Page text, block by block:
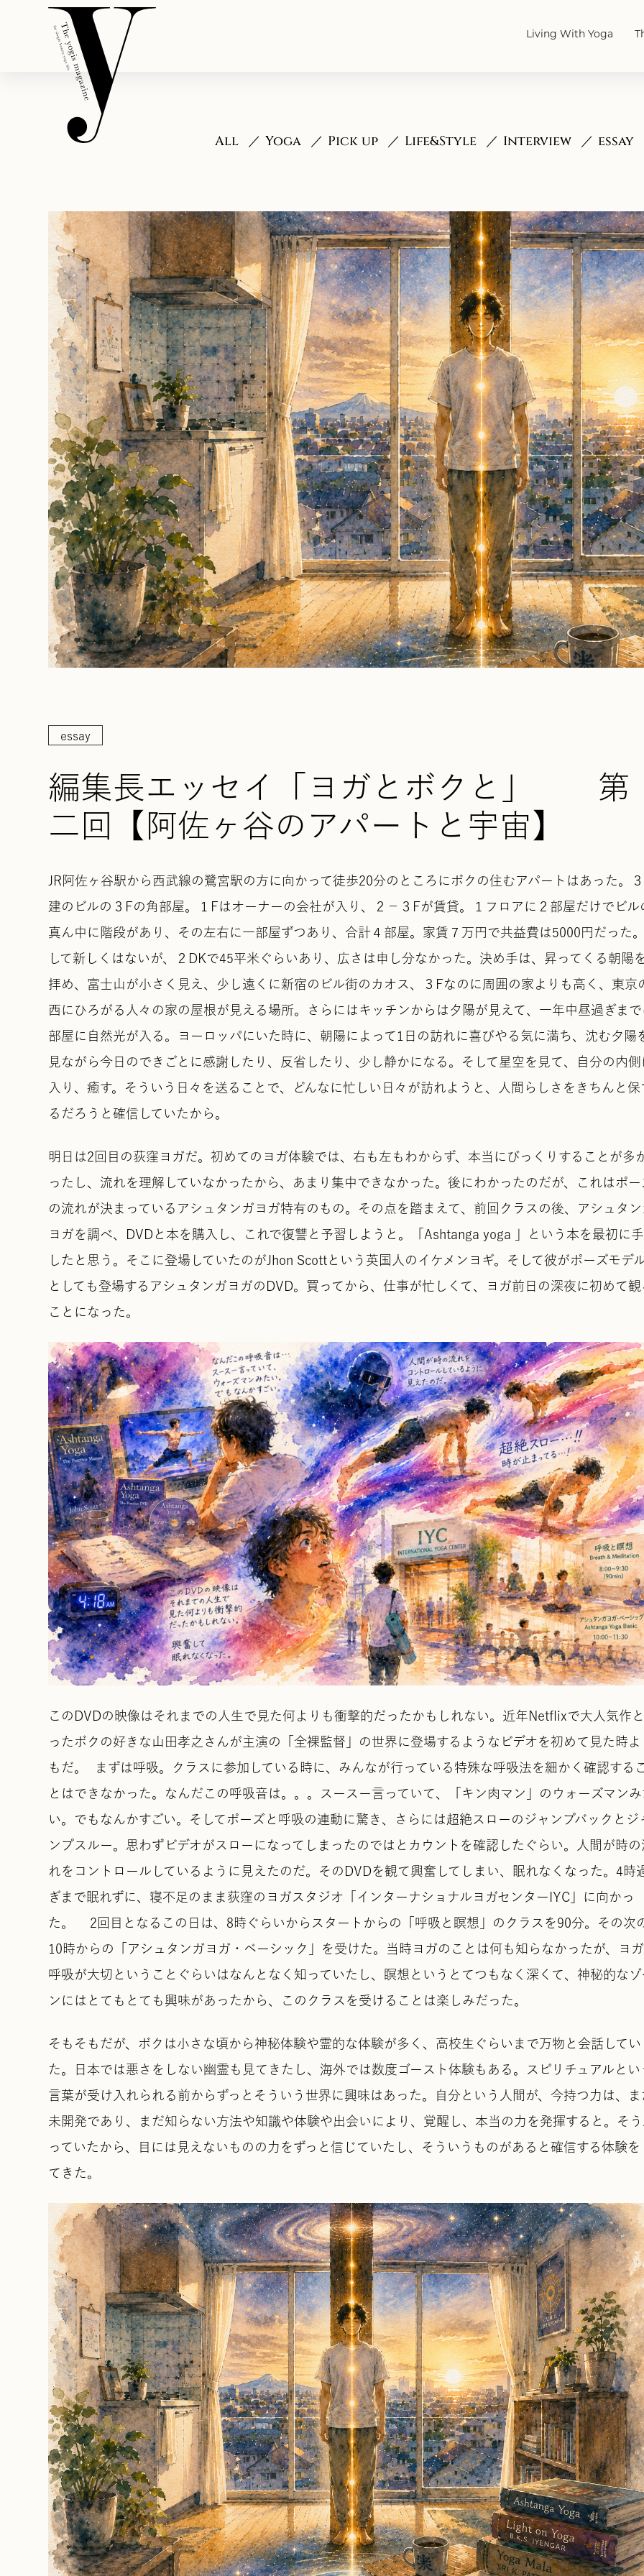
Living With Yoga
All Yoga Pick up Life&Style Interview essay
essay
編集長エッセイ「ヨガとボクと」 第
二回【阿佐ヶ谷のアパートと宇宙】
JR阿佐ヶ谷駅から西武線の鷺宮駅の方に向かって徒歩20分のところにボクの住むアパートはあった。
建のビルの３Fの角部屋。１Fはオーナーの会社が入り、２−３Fが賃貸。１フロアに２部屋だけでビル
真ん中に階段があり、その左右に一部屋ずつあり、合計４部屋。家賃７万円で共益費は5000円だった
して新しくはないが、２DKで45平米ぐらいあり、広さは申し分なかった。決め手は、昇ってくる朝陽
拝め、富士山が小さく見え、少し遠くに新宿のビル街のカオス、３Fなのに周囲の家よりも高く、東京
西にひろがる人々の家の屋根が見える場所。さらにはキッチンからは夕陽が見えて、一年中昼過ぎまで
部屋に自然光が入る。ヨーロッパにいた時に、朝陽によって1日の訪れに喜びやる気に満ち、沈む夕陽
見ながら今日のできごとに感謝したり、反省したり、少し静かになる。そして星空を見て、自分の内側
入り、癒す。そういう日々を送ることで、どんなに忙しい日々が訪れようと、人間らしさをきちんと保
るだろうと確信していたから。
明日は2回目の荻窪ヨガだ。初めてのヨガ体験では、右も左もわからず、本当にびっくりすることが多
ったし、流れを理解していなかったから、あまり集中できなかった。後にわかったのだが、これはポー
の流れが決まっているアシュタンガヨガ特有のもの。その点を踏まえて、前回クラスの後、アシュタン
ヨガを調べ、DVDと本を購入し、これで復讐と予習しようと。「Ashtanga yoga 」という本を最初に
したと思う。そこに登場していたのがJhon Scottという英国人のイケメンヨギ。そして彼がポーズモデ
としても登場するアシュタンガヨガのDVD。買ってから、仕事が忙しくて、ヨガ前日の深夜に初めて観
ことになった。
このDVDの映像はそれまでの人生で見た何よりも衝撃的だったかもしれない。近年Netflixで大人気作
ったボクの好きな山田孝之さんが主演の「全裸監督」の世界に登場するようなビデオを初めて見た時よ
もだ。 まずは呼吸。クラスに参加している時に、みんなが行っている特殊な呼吸法を細かく確認するこ
とはできなかった。なんだこの呼吸音は。。。スースー言っていて、「キン肉マン」のウォーズマンみ
い。でもなんかすごい。そしてポーズと呼吸の連動に驚き、さらには超絶スローのジャンプバックとジ
ンプスルー。思わずビデオがスローになってしまったのではとカウントを確認したぐらい。人間が時の
れをコントロールしているように見えたのだ。そのDVDを観て興奮してしまい、眠れなくなった。4時
ぎまで眠れずに、寝不足のまま荻窪のヨガスタジオ「インターナショナルヨガセンターIYC」に向かっ
た。 2回目となるこの日は、8時ぐらいからスタートからの「呼吸と瞑想」のクラスを90分。その次
10時からの「アシュタンガヨガ・ベーシック」を受けた。当時ヨガのことは何も知らなかったが、ヨ
呼吸が大切ということぐらいはなんとなく知っていたし、瞑想というとてつもなく深くて、神秘的なゾ
ンにはとてもとても興味があったから、このクラスを受けることは楽しみだった。
そもそもだが、ボクは小さな頃から神秘体験や霊的な体験が多く、高校生ぐらいまで万物と会話してい
た。日本では悪さをしない幽霊も見てきたし、海外では数度ゴースト体験もある。スピリチュアルとい
言葉が受け入れられる前からずっとそういう世界に興味はあった。自分という人間が、今持つ力は、ま
未開発であり、まだ知らない方法や知識や体験や出会いにより、覚醒し、本当の力を発揮すると。そう
っていたから、目には見えないものの力をずっと信じていたし、そういうものがあると確信する体験を
てきた。